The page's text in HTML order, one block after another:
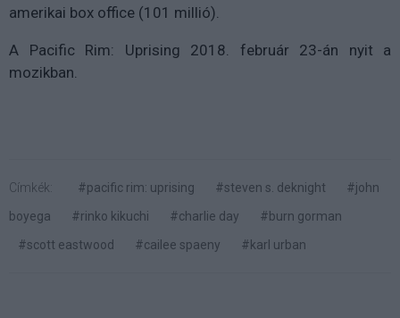
amerikai box office (101 millió).
A Pacific Rim: Uprising 2018. február 23-án nyit a
mozikban.
Címkék: #pacific rim: uprising #steven s. deknight
#john
boyega
#rinko kikuchi #charlie day
#burn gorman
#scott eastwood
#cailee spaeny #karl urban